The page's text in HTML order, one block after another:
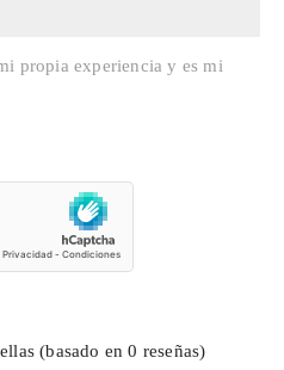
propia experiencia y es mi
(basado en 0 reseñas)